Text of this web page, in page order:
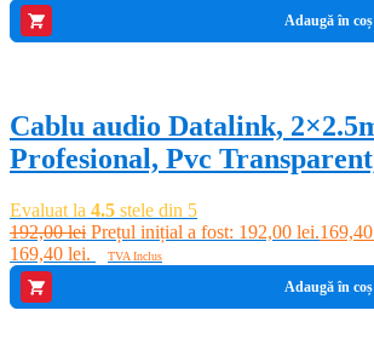
Adaugă în coș
Cablu audio Datalink,
Profesional, Pvc
Evaluat la 4.5 stele din 5
192,00lei Prețul inițial a fost: 192,00 lei.169,40
169,40 lei.
TVA Inclus
Adaugă în coș